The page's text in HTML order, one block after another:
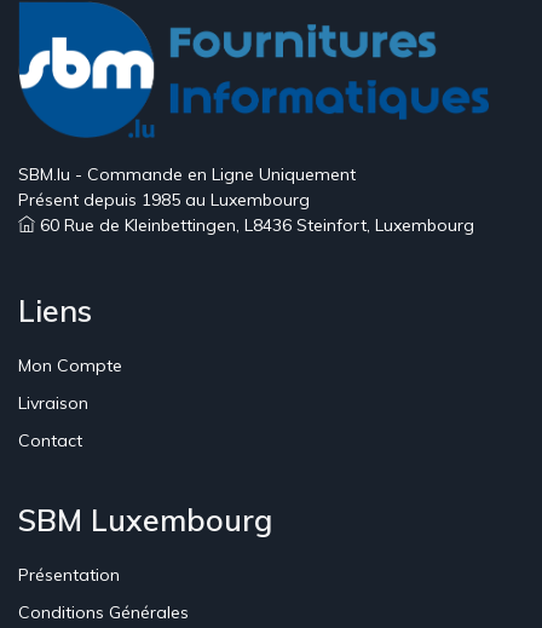
SBM.lu - Commande en Ligne Uniquement
Présent depuis 1985 au Luxembourg
60 Rue de Kleinbettingen, L8436 Steinfort, Luxembourg
Liens
Mon Compte
Livraison
Contact
SBM Luxembourg
Présentation
Conditions Générales